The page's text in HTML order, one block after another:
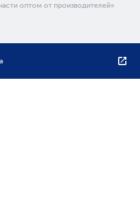
оптом от производителей»